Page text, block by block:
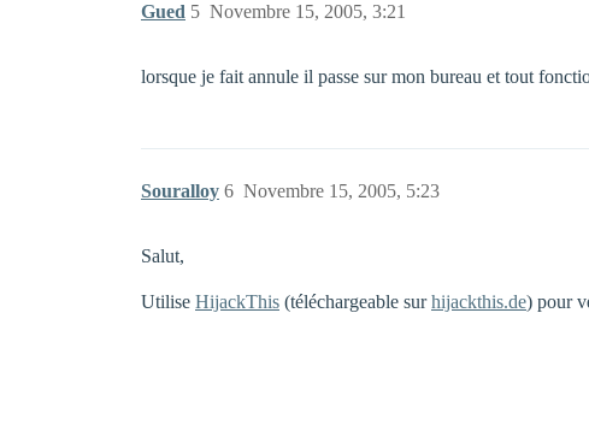
Gued Novembre 15, 2005, 3:21
5
lorsque je fait annule il passe sur mon bureau et tout
Souralloy Novembre 15, 2005, 5:23
6
Salut,
Utilise HijackThis (téléchargeable surhijackthis.de) pour